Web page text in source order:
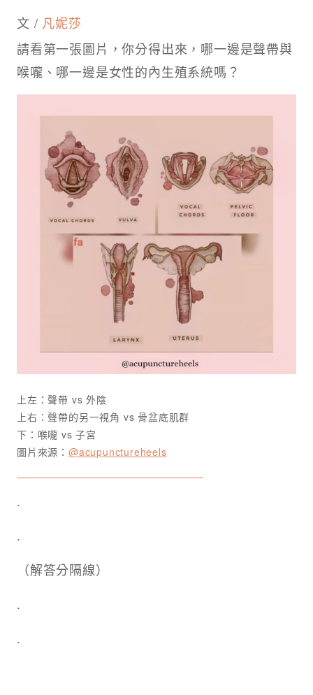
文 / 凡妮莎
請看第一張圖片，你分得出來，哪一邊是聲帶與
喉嚨、哪一邊是女性的內生殖系統嗎？
上左：聲帶 vs 外陰
上右：聲帶的另一視角 vs 骨盆底肌群
下：喉嚨 vs 子宮
圖片來源： @acupunctureheels
.
.
（解答分隔線）
.
.